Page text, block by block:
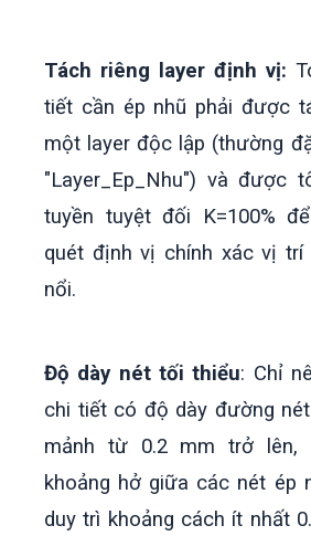
Tách riêng layer định vị:
tiết cần ép nhũ phải được
một layer độc lập (thường
"Layer_Ep_Nhu") và được
tuyền tuyệt đối K=100%
quét định vị chính xác vị trí
nổi.
Độ dày nét tối thiểu: Chỉ
chi tiết có độ dày đường
mảnh từ 0.2 mm trở lên,
khoảng hở giữa các nét ép
duy trì khoảng cách ít nhất